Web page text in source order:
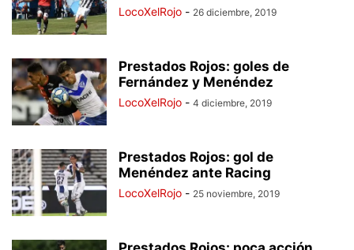
LocoXelRojo - 26 diciembre, 2019
Prestados Rojos: goles de
Fernández y Menéndez
LocoXelRojo - 4 diciembre, 2019
Prestados Rojos: gol de
Menéndez ante Racing
LocoXelRojo - 25 noviembre, 2019